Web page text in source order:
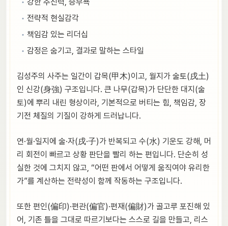
전략적 현실감각
책임감 있는 리더십
감정은 숨기고, 결과로 말하는 스타일
김성주의 사주는 일간이 갑목(甲木)이고, 월지가 술토(戌土)
인 신강(身強) 구조입니다. 큰 나무(갑목)가 단단한 대지(술
토)에 뿌리 내린 형상이라, 기본적으로 버티는 힘, 책임감, 장
기전 체질의 기질이 강하게 드러납니다.
연·월·일지에 술·자(戌·子)가 반복되고 수(水) 기운도 강해, 머
리 회전이 빠르고 상황 판단을 빨리 하는 편입니다. 단순히 성
실한 것에 그치지 않고, “어떤 판에서 어떻게 움직여야 유리한
가”를 계산하는 전략성이 함께 작동하는 구조입니다.
또한 편인(偏印)·편관(偏官)·편재(偏財)가 골고루 포진해 있
어, 기존 틀을 그대로 따르기보다는 스스로 길을 만들고, 리스